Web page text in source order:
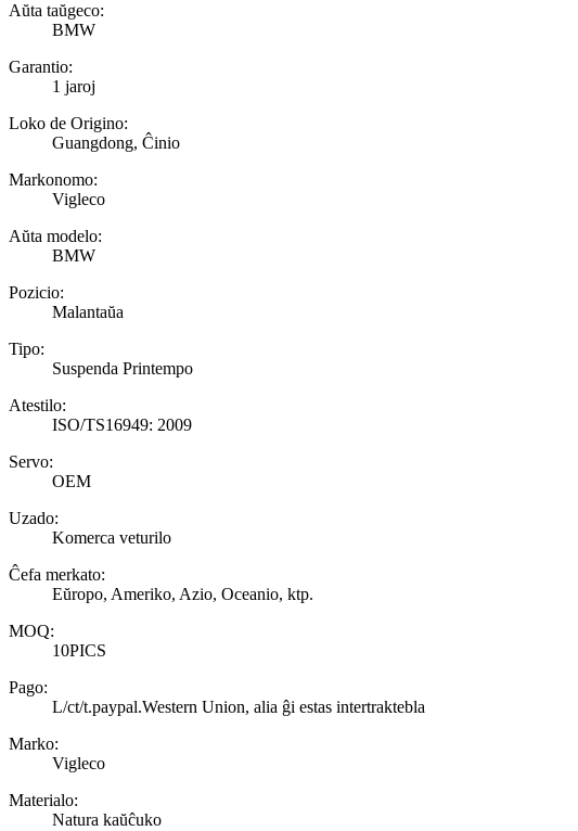
Aŭta taŭgeco:
BMW
Garantio:
1 jaroj
Loko de Origino:
Guangdong, Ĉinio
Markonomo:
Vigleco
Aŭta modelo:
BMW
Pozicio:
Malantaŭa
Tipo:
Suspenda Printempo
Atestilo:
ISO/TS16949: 2009
Servo:
OEM
Uzado:
Komerca veturilo
Ĉefa merkato:
Eŭropo, Ameriko, Azio, Oceanio, ktp.
MOQ:
10PICS
Pago:
L/ct/t.paypal.Western Union, alia ĝi estas intertraktebla
Marko:
Vigleco
Materialo:
Natura kaŭĉuko